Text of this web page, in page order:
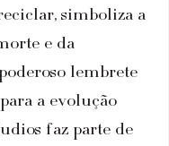
simboliza a
e da
lembrete
a evolução
faz parte de